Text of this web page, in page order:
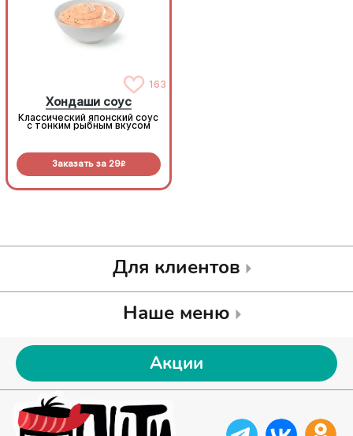
163
Хондаши соус
Классический японский соус
с тонким рыбным вкусом
Заказать за 29R
Для клиентов
Наше меню
Акции